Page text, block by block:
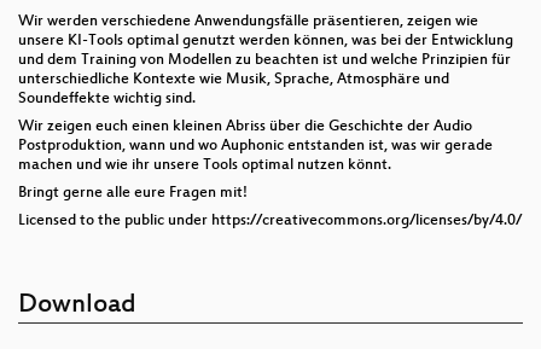
Wir werden verschiedene Anwendungsfälle präsentieren, zeigen wie
unsere KI-Tools optimal genutzt werden können, was bei der Entwicklung
und dem Training von Modellen zu beachten ist und welche Prinzipien für
unterschiedliche Kontexte wie Musik, Sprache, Atmosphäre und
Soundeffekte wichtig sind.
Wir zeigen euch einen kleinen Abriss über die Geschichte der Audio
Postproduktion, wann und wo Auphonic entstanden ist, was wir gerade
machen und wie ihr unsere Tools optimal nutzen könnt.
Bringt gerne alle eure Fragen mit!
Licensed to the public under https://creativecommons.org/licenses/by/4.0/
Download